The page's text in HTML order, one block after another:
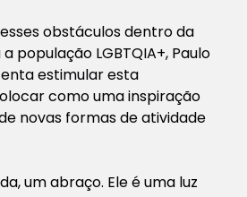
obstáculos dentro da
população LGBTQIA+, Paulo
estimular esta
como uma inspiração
novas formas de atividade
um abraço. Ele é uma luz